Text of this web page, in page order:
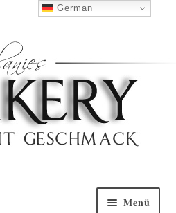
0152 5314 0461 Nach Oben
Menü
German